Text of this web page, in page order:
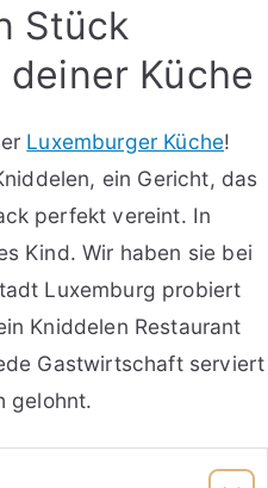
Stück
Küche
Luxemburger Küche!
ein Gericht, das
perfekt vereint. In
Kind. Wir haben sie bei
Luxemburg probiert
Kniddelen Restaurant
Gastwirtschaft serviert
gelohnt.